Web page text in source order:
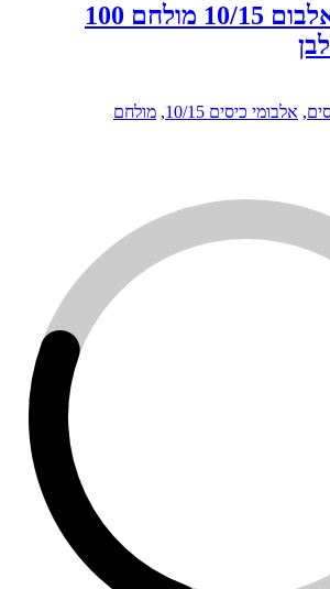
24 יחידות אלבום 10/15 מולחם 100
, אלבומי כיסים 10/15 , מולחם